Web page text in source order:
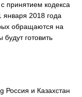
принятием кодекса
января 2018 года
обращаются на
готовить
Россия и Казахстан